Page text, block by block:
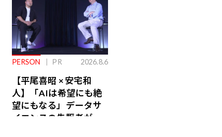
PERSON PR 2026.8.6
【平尾喜昭 × 安宅和
人】「AIは希望にも絶
望にもなる」データサ
イエンスの先駆者が語